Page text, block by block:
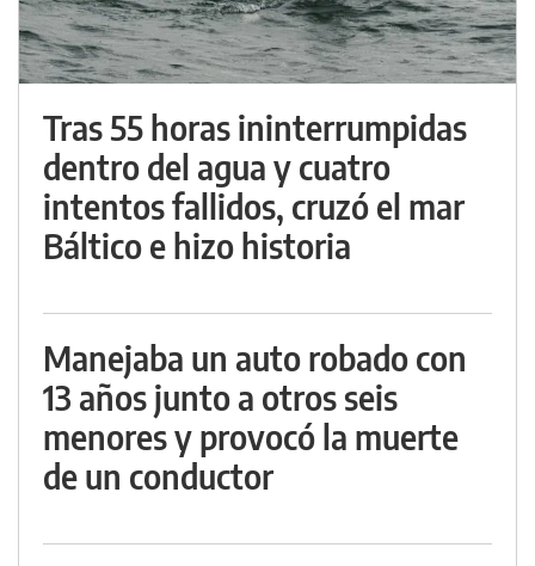
Tras 55 horas ininterrumpidas
dentro del agua y cuatro
intentos fallidos, cruzó el mar
Báltico e hizo historia
Manejaba un auto robado con
13 años junto a otros seis
menores y provocó la muerte
de un conductor